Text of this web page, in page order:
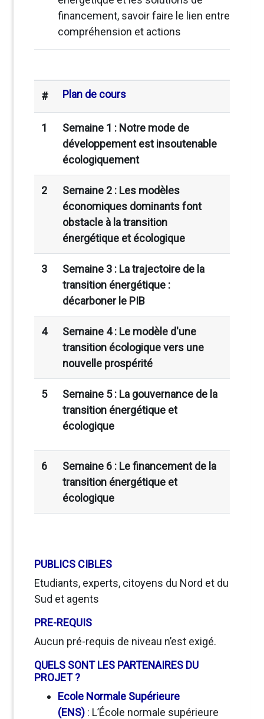
financement, savoir faire le lien entre
compréhension et actions
# Plan de cours
1
Semaine 1 : Notre mode de
développement est insoutenable
écologiquement
2
Semaine 2 : Les modèles
économiques dominants font
obstacle à la transition
énergétique et écologique
3
Semaine 3 : La trajectoire de la
transition énergétique :
décarboner le PIB
4
Semaine 4 : Le modèle d'une
transition écologique vers une
nouvelle prospérité
5
Semaine 5 : La gouvernance de la
transition énergétique et
écologique
6
Semaine 6 : Le financement de la
transition énergétique et
écologique
PUBLICS CIBLES
Etudiants, experts, citoyens du Nord et du
Sud et agents
PRE-REQUIS
Aucun pré-requis de niveau n’est exigé.
QUELS SONT LES PARTENAIRES DU
PROJET ?
Ecole Normale Supérieure
(ENS) : L’École normale supérieure